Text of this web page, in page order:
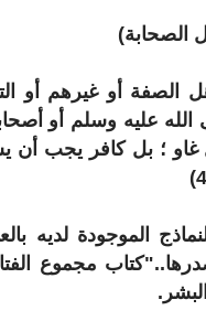
الصحابة)
أو غيرهم أو
الله عليه وسلم أو
غاو ؛ بل كافر يجب أن
الموجودة لديه
مجموع